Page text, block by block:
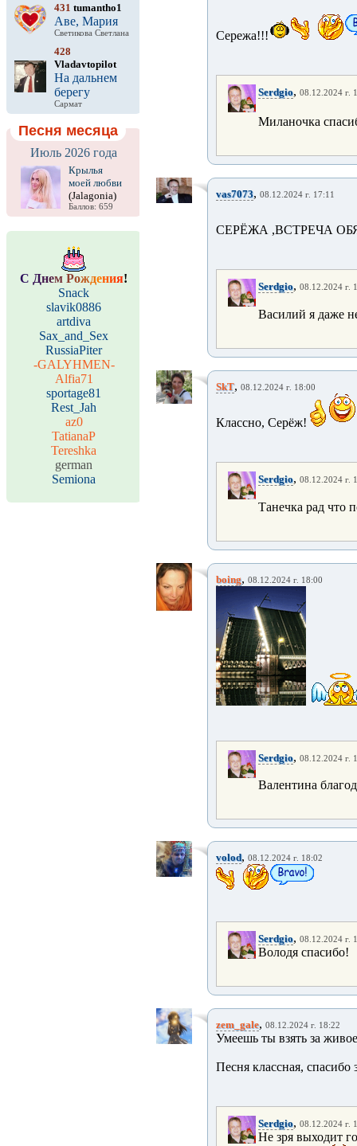
431 tumantho1
Аве, Мария
Светикова Светлана
428
Vladavtopilot
На дальнем
берегу
Сармат
Песня месяца
Июль 2026 года
Крылья
моей любви
(Jalagonia)
Баллов: 659
С Днем Рождения!
Snack
slavik0886
artdiva
Sax_and_Sex
RussiaPiter
-GALYHMEN-
Alfia71
sportage81
Rest_Jah
az0
TatianaP
Tereshka
german
Semiona
Сережа!!!
Serdgio, 08.12.2024 г.
Миланочка
vas7073, 08.12.2024 г. 17:11
СЕРЁЖА ,ВСТРЕЧА
Serdgio, 08.12.2024 г.
Василий я даже
SkT, 08.12.2024 г. 18:00
Классно, Серёж!
Serdgio, 08.12.2024 г.
Танечка рад что
boing, 08.12.2024 г. 18:00
Serdgio, 08.12.2024 г.
Валентина
volod, 08.12.2024 г. 18:02
Serdgio, 08.12.2024 г.
Володя спасибо!
zem_gale, 08.12.2024 г. 18:22
Умеешь ты взять за
Песня классная, спасибо
Serdgio, 08.12.2024 г.
Не зря выходит